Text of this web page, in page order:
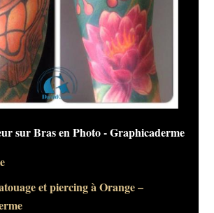
sur Bras en Photo - Graphicaderme
et piercing à Orange –